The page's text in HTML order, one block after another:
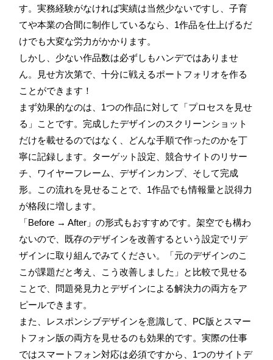
す。実務経験がなければ実績は当然少ないですし、子育
てや本業の合間に制作しているなら、1作品を仕上げるだ
けでも大変な労力がかかります。
しかし、少ない作品数は必ずしもハンデではありませ
ん。見せ方次第で、十分に戦えるポートフォリオを作る
ことができます！
まず効果的なのは、1つの作品に対して「プロセスを見せ
る」ことです。完成したデザインのスクリーンショット
だけを載せるのではなく、どんな手順で作ったのかを丁
寧に記録します。ターゲット設定、競合サイトのリサー
チ、ワイヤーフレーム、デザインカンプ、そして完成
形。この流れを見せることで、1作品でも情報量と説得力
が格段に増します。
「Before → After」の形式もおすすめです。架空でも構わ
ないので、既存のデザインを改善するという設定でリデ
ザインに取り組んでみてください。「元のデザインのこ
こが課題だと考え、こう改善しました」と比較で見せる
ことで、問題発見力とデザインによる解決力の両方をア
ピールできます。
また、レスポンシブデザインを意識して、PC版とスマー
トフォン版の両方を見せるのも効果的です。実際の仕事
ではスマートフォン対応は必須ですから、1つのサイトデ